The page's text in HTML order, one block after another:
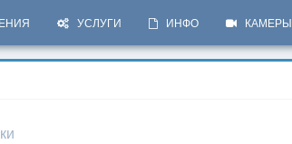
УСЛУГИ ИНФО КАМЕРЫ